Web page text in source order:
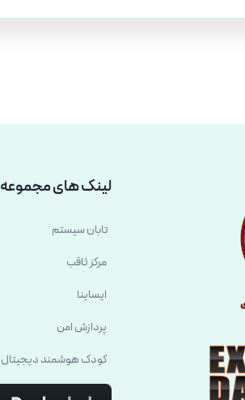
لینک های مجموعه
تابان سیستم
مرکز ثاقب
ایساینا
پردازش امن
کودک هوشمند دیجیتال